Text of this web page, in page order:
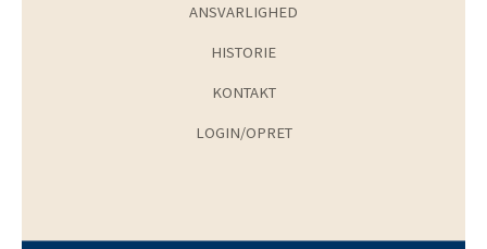
ANSVARLIGHED
HISTORIE
KONTAKT
LOGIN/OPRET